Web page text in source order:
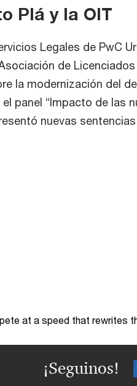
Plá y la OIT
Legales de PwC
de Licenciados
la modernización del
panel “Impacto de las
nuevas sentencias
at a speed that rewrites
¡Seguinos!